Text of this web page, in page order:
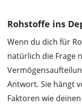
Rohstoffe ins
Wenn du dich für
natürlich die Frage
Antwort. Sie hängt
Faktoren wie